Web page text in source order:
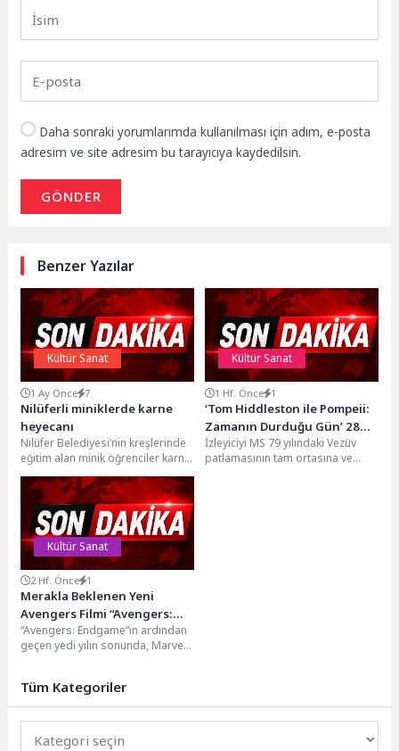
Daha sonraki yorumlarımda kullanılması için adım, e-posta
adresim ve site adresim bu tarayıcıya kaydedilsin.
GÖNDER
Benzer Yazılar
Kültür Sanat
1 Ay Önce 7
Nilüferli miniklerde karne
heyecanı
Nilüfer Belediyesi’nin kreşlerinde
eğitim alan minik öğrenciler karne
sevinci yaşadı. Karne şenliğinde
oyunlar oynayan minikler,...
Kültür Sanat
1 Hf. Önce 1
‘Tom Hiddleston ile Pompeii:
Zamanın Durduğu Gün’ 28
Temmuz Salı 20.00’de 3
Bölüm Art Arda National
İzleyiciyi MS 79 yılındaki Vezüv
patlamasının tam ortasına ve
Kültür Sanat
2 Hf. Önce 1
Merakla Beklenen Yeni
Avengers Filmi “Avengers:
Doomsday”den İlk Fragman
Yayımlandı
“Avengers: Endgame”in ardından
geçen yedi yılın sonunda, Marvel
Doomsday” ile geri...
Tüm Kategoriler